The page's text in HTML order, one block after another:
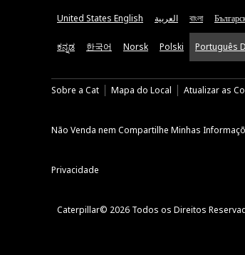
United States English العربية বাংলা
ಕನ್ನಡ 한국어 Norsk Polski Português
Sobre a Cat Mapa do Local Atualizar as
Não Venda nem Compartilhe Minhas
Privacidade
Caterpillar© 2026 Todos os Direitos